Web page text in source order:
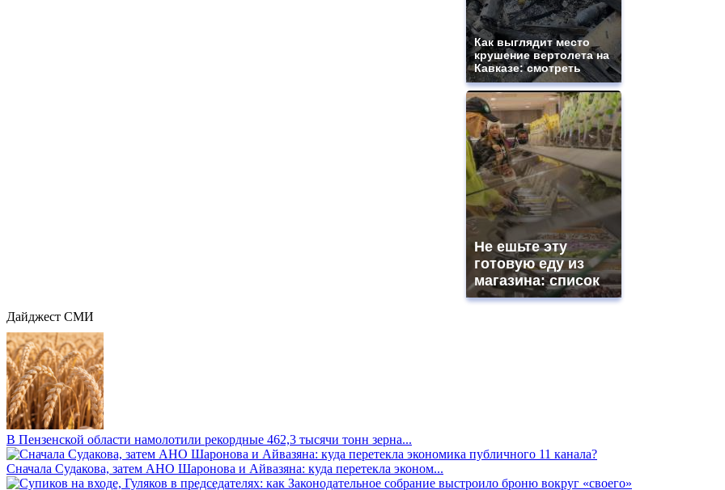
Как выглядит место
крушение вертолета на
Кавказе: смотреть
Не ешьте эту
готовую еду из
магазина: список
Дайджест СМИ
В Пензенской области намолотили рекордные 462,3 тысячи тонн зерна...
Сначала Судакова, затем АНО Шаронова и Айвазяна: куда перетекла эконом...